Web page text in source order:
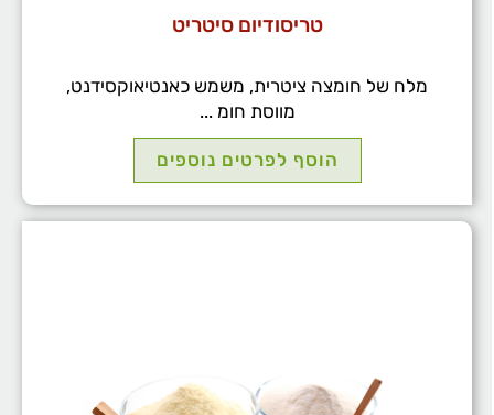
טריסודיום סיטריט
מלח של חומצה ציטרית, משמש כאנטיאוקסידנט,
מווסת חומ ...
הוסף לפרטים נוספים